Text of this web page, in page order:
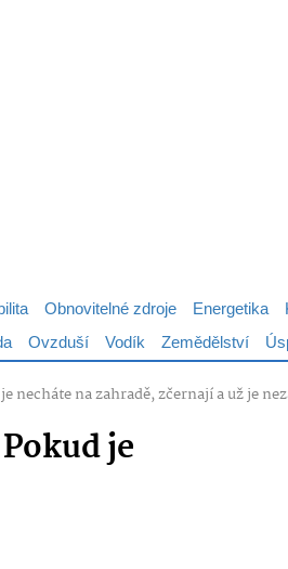
Obnovitelné zdroje Energetika
Ovzduší Vodík Zemědělství
necháte na zahradě, zčernají a už je
je